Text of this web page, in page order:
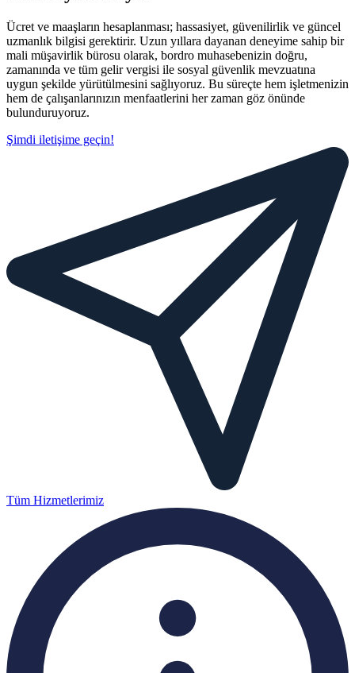
Ücret ve maaşların hesaplanması; hassasiyet, güvenilirlik ve güncel
uzmanlık bilgisi gerektirir. Uzun yıllara dayanan deneyime sahip bir
mali müşavirlik bürosu olarak, bordro muhasebenizin doğru,
zamanında ve tüm gelir vergisi ile sosyal güvenlik mevzuatına
uygun şekilde yürütülmesini sağlıyoruz. Bu süreçte hem işletmenizin
hem de çalışanlarınızın menfaatlerini her zaman göz önünde
bulunduruyoruz.
Şimdi iletişime geçin!
Tüm Hizmetlerimiz